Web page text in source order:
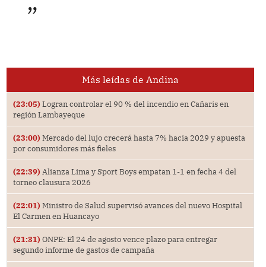
Más leídas de Andina
(23:05) Logran controlar el 90 % del incendio en Cañaris en
región Lambayeque
(23:00) Mercado del lujo crecerá hasta 7% hacia 2029 y apuesta
por consumidores más fieles
(22:39) Alianza Lima y Sport Boys empatan 1-1 en fecha 4 del
torneo clausura 2026
(22:01) Ministro de Salud supervisó avances del nuevo Hospital
El Carmen en Huancayo
(21:31) ONPE: El 24 de agosto vence plazo para entregar
segundo informe de gastos de campaña